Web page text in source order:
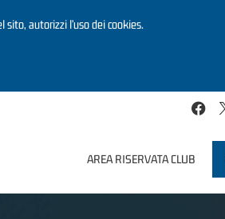
autorizzi l’uso dei cookies.
AREA RISERVATA CLUB